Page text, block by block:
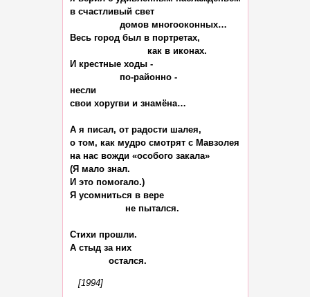
в счастливый свет
                  домов многооконных…
Весь город был в портретах,
                            как в иконах.
И крестные ходы -
                  по-районно -
несли
свои хоругви и знамёна…
А я писал, от радости шалея,
о том, как мудро смотрят с Мавзолея
на нас вожди «особого закала»
(Я мало знал.
И это помогало.)
Я усомниться в вере
                    не пытался.
Стихи прошли.
А стыд за них
[1994]